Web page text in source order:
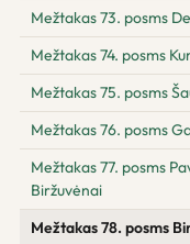
Mežtakas 73. posms
Mežtakas 74. posms
Mežtakas 75. posms
Mežtakas 76. posms
Mežtakas 77. posms
Biržuvėnai
Mežtakas 78. posms